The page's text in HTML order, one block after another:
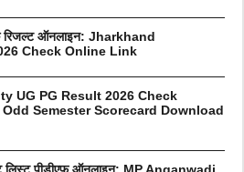
रिजल्ट ऑनलाइन: Jharkhand
Check Online Link
UG PG Result 2026 Check
Semester Scorecard Download